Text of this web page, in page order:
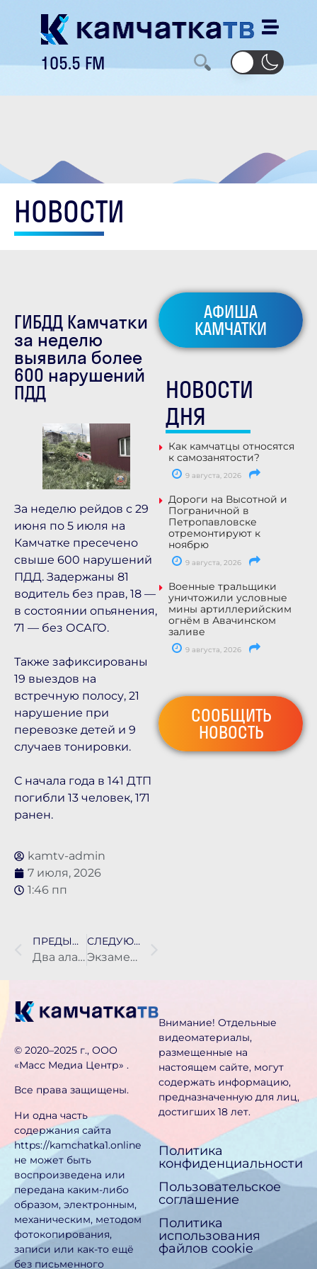
105.5 FM
НОВОСТИ
ГИБДД Камчатки
за неделю
выявила более
600 нарушений
ПДД
За неделю рейдов с 29
июня по 5 июля на
Камчатке пресечено
свыше 600 нарушений
ПДД. Задержаны 81
водитель без прав, 18 —
в состоянии опьянения,
71 — без ОСАГО.
Также зафиксированы
19 выездов на
встречную полосу, 21
нарушение при
перевозке детей и 9
случаев тонировки.
С начала года в 141 ДТП
погибли 13 человек, 171
ранен.
kamtv-admin
7 июля, 2026
1:46 пп
ПРЕДЫДУЩАЯ НОВОСТЬ
Два алабая напали на прохожего в Елизовском районе
СЛЕДУЮЩАЯ НОВОСТЬ
Экзамены для мигрантов перенесли из главного корпуса КамГУ
АФИША
КАМЧАТКИ
НОВОСТИ
ДНЯ
Как камчатцы относятся
к самозанятости?
9 августа, 2026
Дороги на Высотной и
Пограничной в
Петропавловске
отремонтируют к
ноябрю
9 августа, 2026
Военные тральщики
уничтожили условные
мины артиллерийским
огнём в Авачинском
заливе
9 августа, 2026
СООБЩИТЬ
НОВОСТЬ
©️ 2020–2025 г., ООО
«Масс Медиа Центр» .
Все права защищены.
Ни одна часть
содержания сайта
https://kamchatka1.online
не может быть
воспроизведена или
передана каким-либо
образом, электронным,
механическим, методом
фотокопирования,
записи или как-то ещё
без письменного
Внимание! Отдельные
видеоматериалы,
размещенные на
настоящем сайте, могут
содержать информацию,
предназначен­ную для лиц,
достигших 18 лет.
Политика
конфиденциальности
Пользовательское
соглашение
Политика
использования
файлов cookie